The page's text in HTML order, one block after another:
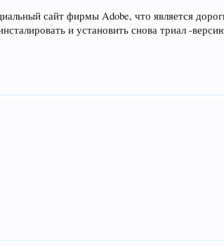
сайт фирмы Adobe, что является
и установить снова триал -